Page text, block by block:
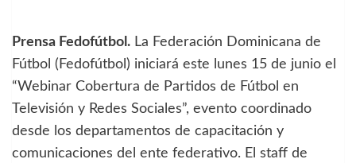
Prensa Fedofútbol. La Federación Dominicana de
Fútbol (Fedofútbol) iniciará este lunes 15 de junio el
“Webinar Cobertura de Partidos de Fútbol en
Televisión y Redes Sociales”, evento coordinado
desde los departamentos de capacitación y
comunicaciones del ente federativo. El staff de